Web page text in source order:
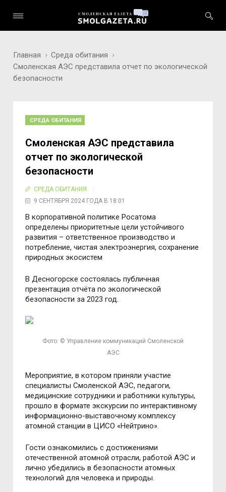
Главная
Среда обитания
Смоленская АЭС представила отчет по экологической
безопасности
СРЕДА ОБИТАНИЯ
Смоленская АЭС представила
отчет по экологической
безопасности
СРЕДА ОБИТАНИЯ
9 СЕНТЯБРЯ 2024 ГОДА В 18:01
В корпоративной политике Росатома
определены приоритетные цели устойчивого
развития – ответственное производство и
потребление, чистая электроэнергия, сохранение
природных экосистем
В Десногорске состоялась публичная
презентация отчёта по экологической
безопасности за 2023 год.
Фото: © Управление коммуникаций Смоленской
АЭС
Мероприятие, в котором приняли участие
специалисты Смоленской АЭС, педагоги,
медицинские сотрудники и работники культуры,
прошло в формате экскурсии по интерактивному
информационно-выставочному комплексу
атомной станции в ЦИСО «Нейтрино».
Гости ознакомились с достижениями
отечественной атомной отрасли, работой АЭС и
лично убедились в безопасности атомных
технологий для человека и природы.